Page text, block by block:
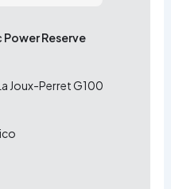
Reserve
Joux-Perret G100